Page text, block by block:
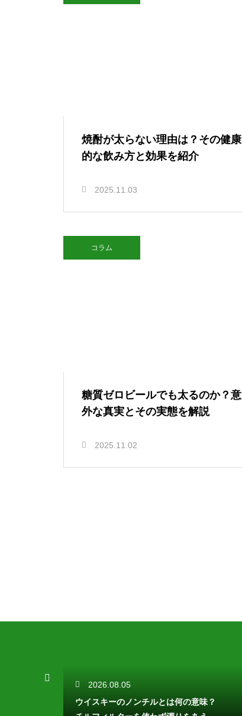
焼酎が太らない理由は？その健康
的な飲み方と効果を紹介
2025.11.03
コラム
糖質ゼロビールでも太るのか？意
外な真実とその実態を解説
2025.11.02
2026.08.05
ウイスキーのノンチルとは何の意味？